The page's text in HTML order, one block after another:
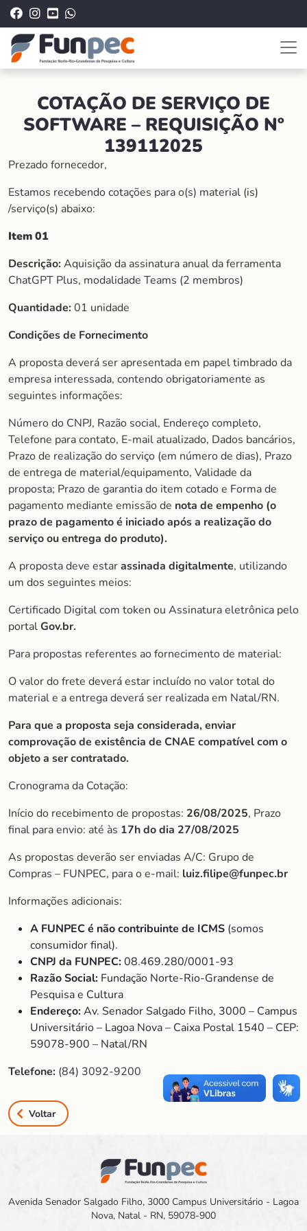
COTAÇÃO DE SERVIÇO DE
SOFTWARE – REQUISIÇÃO Nº
139112025
Prezado fornecedor,
Estamos recebendo cotações para o(s) material (is)
/serviço(s) abaixo:
Item01
Descrição:Aquisição da assinatura anual da ferramenta
ChatGPT Plus, modalidade Teams (2 membros)
Quantidade:01 unidade
Condições de Fornecimento
A proposta deverá ser apresentada em papel timbrado da
empresa interessada, contendo obrigatoriamente as
seguintes informações:
Número do CNPJ, Razão social, Endereço completo,
Telefone para contato, E-mail atualizado, Dados bancários,
Prazo de realização do serviço (em número de dias), Prazo
de entrega de material/equipamento, Validade da
proposta; Prazo de garantia do item cotado e Forma de
pagamento mediante emissão de nota de empenho (o
prazo de pagamento é iniciado após a realização do
serviço ou entrega do produto).
A proposta deve estarassinada digitalmente, utilizando
um dos seguintes meios:
Certificado Digital com token ou Assinatura eletrônica pelo
portalGov.br.
Para propostas referentes ao fornecimento de material:
O valor do frete deverá estar incluído no valor total do
material e a entrega deverá ser realizada em Natal/RN.
Para que a proposta seja considerada, enviar
comprovação de existência de CNAE compatível com o
objeto a ser contratado.
Cronograma da Cotação:
Início do recebimento de propostas: 26/08/2025, Prazo
final para envio: até às 17h do dia 27/08/2025
As propostas deverão ser enviadas A/C: Grupo de
Compras – FUNPEC, para o e-mail: luiz.filipe@funpec.br
Informações adicionais:
A FUNPEC é não contribuinte de ICMS (somos
consumidor final).
CNPJ da FUNPEC:08.469.280/0001-93
Razão Social: Fundação Norte-Rio-Grandense de
Pesquisa e Cultura
Endereço:Av. Senador Salgado Filho, 3000 – Campus
Universitário – Lagoa Nova – Caixa Postal 1540 – CEP:
59078-900 – Natal/RN
Telefone: (84) 3092-9200
Voltar
Avenida Senador Salgado Filho, 3000 Campus Universitário - Lagoa
Nova, Natal - RN, 59078-900